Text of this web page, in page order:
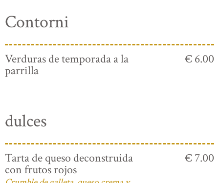
Contorni
Verduras de temporada a la
parrilla
€ 6.00
dulces
Tarta de queso deconstruida
con frutos rojos
€ 7.00